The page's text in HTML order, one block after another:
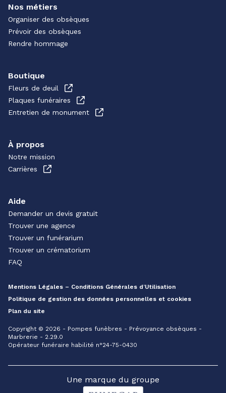
Nos métiers
Organiser des obsèques
Prévoir des obsèques
Rendre hommage
Boutique
Fleurs de deuil
Plaques funéraires
Entretien de monument
À propos
Notre mission
Carrières
Aide
Demander un devis gratuit
Trouver une agence
Trouver un funérarium
Trouver un crématorium
FAQ
Mentions Légales – Conditions Générales d’Utilisation
Politique de gestion des données personnelles et cookies
Plan du site
Copyright © 2026 - Pompes funèbres - Prévoyance obsèques -
Marbrerie - 2.29.0
Opérateur funéraire habilité n°24-75-0430
Une marque du groupe